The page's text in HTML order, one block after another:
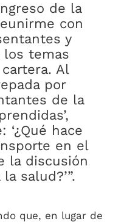
de la
con
y
los temas
Al
por
de la
‘¿Qué hace
en el
la discusión
salud?’”.
que, en lugar de